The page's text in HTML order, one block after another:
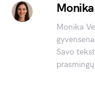
Monika
Savo